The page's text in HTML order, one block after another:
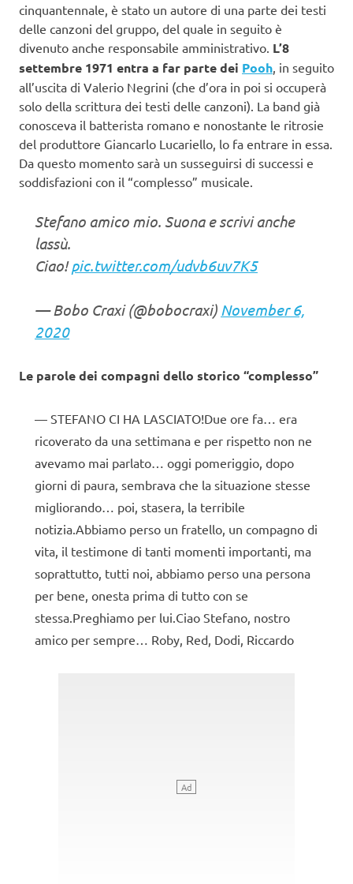
cinquantennale, è stato un autore di una parte dei testi
delle canzoni del gruppo, del quale in seguito è
divenuto anche responsabile amministrativo. L’8
settembre 1971 entra a far parte dei Pooh , in seguito
all’uscita di Valerio Negrini (che d’ora in poi si occuperà
solo della scrittura dei testi delle canzoni). La band già
conosceva il batterista romano e nonostante le ritrosie
del produttore Giancarlo Lucariello, lo fa entrare in essa.
Da questo momento sarà un susseguirsi di successi e
soddisfazioni con il “complesso” musicale.
Stefano amico mio. Suona e scrivi anche
lassù.
Ciao!pic.twitter.com/udvb6uv7K5
— Bobo Craxi (@bobocraxi) November 6,
2020
Le parole dei compagni dello storico “complesso”
STEFANO CI HA LASCIATO!Due ore fa… era
ricoverato da una settimana e per rispetto non ne
avevamo mai parlato… oggi pomeriggio, dopo
giorni di paura, sembrava che la situazione stesse
migliorando… poi, stasera, la terribile
notizia.Abbiamo perso un fratello, un compagno di
vita, il testimone di tanti momenti importanti, ma
soprattutto, tutti noi, abbiamo perso una persona
per bene, onesta prima di tutto con se
stessa.Preghiamo per lui.Ciao Stefano, nostro
amico per sempre… Roby, Red, Dodi, Riccardo